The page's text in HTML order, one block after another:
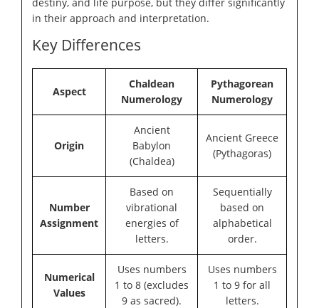
in their approach and interpretation.
Key Differences
Aspect
Chaldean
Numerology
Pythagorean
Numerology
Origin
Ancient
Babylon
(Chaldea)
Ancient Greece
(Pythagoras)
Number
Assignment
Based on
vibrational
energies of
letters.
Sequentially
based on
alphabetical
order.
Numerical
Values
Uses numbers
1 to 8 (excludes
9 as sacred).
Uses numbers
1 to 9 for all
letters.